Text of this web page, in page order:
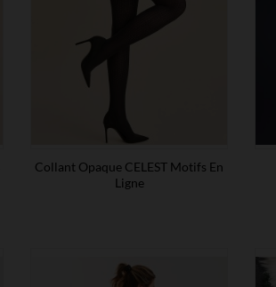
Collant Opaque CELEST Motifs En
Ligne